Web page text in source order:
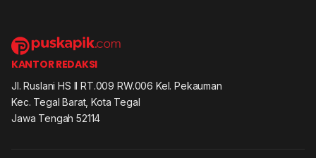
KANTOR REDAKSI
Jl. Ruslani HS II RT.009 RW.006 Kel. Pekauman
Kec. Tegal Barat, Kota Tegal
Jawa Tengah 52114